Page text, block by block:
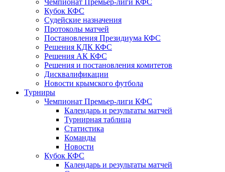
Чемпионат Премьер-лиги КФС
Кубок КФС
Судейские назначения
Протоколы матчей
Постановления Президиума КФС
Решения КДК КФС
Решения АК КФС
Решения и постановления комитетов
Дисквалификации
Новости крымского футбола
Турниры
Чемпионат Премьер-лиги КФС
Календарь и результаты матчей
Турнирная таблица
Статистика
Команды
Новости
Кубок КФС
Календарь и результаты матчей